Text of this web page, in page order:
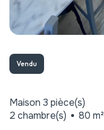
Vendu
Maison 3 pièce(s)
2 chambre(s)
80 m²